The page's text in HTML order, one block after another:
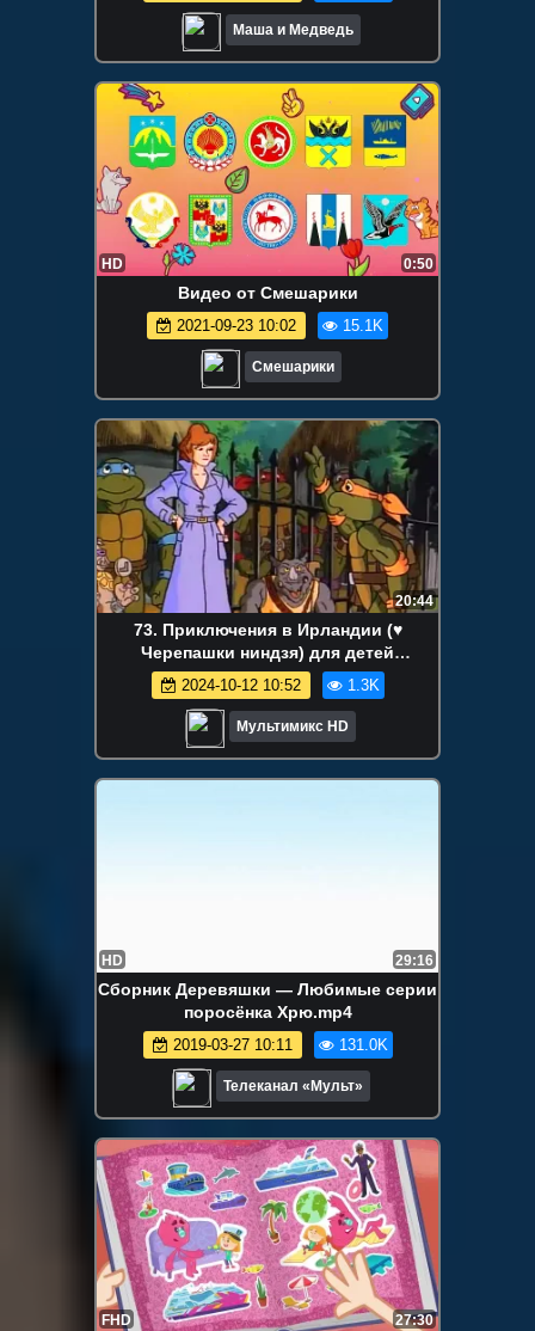
Маша и Медведь
HD 0:50
Видео от Смешарики
2021-09-23 10:02 15.1K
Смешарики
20:44
73. Приключения в Ирландии (♥
Черепашки ниндзя) для детей
мультсериалы дисней disney сериалы
HBO Netflix
2024-10-12 10:52 1.3K
Мультимикс HD
HD 29:16
Сборник Деревяшки — Любимые серии
поросёнка Хрю.mp4
2019-03-27 10:11 131.0K
Телеканал «Мульт»
FHD 27:30